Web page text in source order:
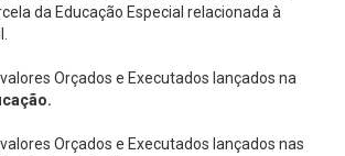
da Educação Especial relacionada à
Orçados e Executados lançados na
Orçados e Executados lançados nas